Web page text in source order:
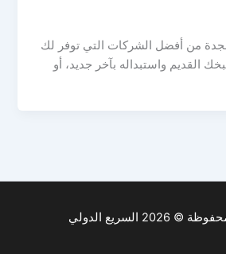
من أفضل الشركات التي توفر لك
القديم واستبداله بآخر جديد، أو
السريع الدولي